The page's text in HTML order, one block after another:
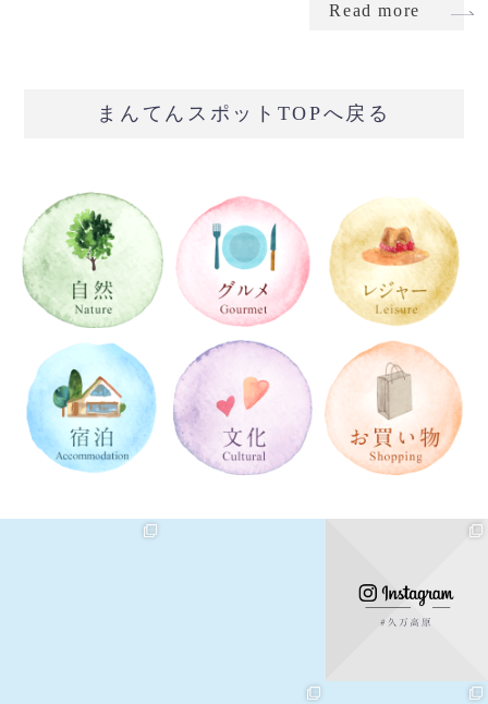
Read more
まんてんスポットTOPへ戻る